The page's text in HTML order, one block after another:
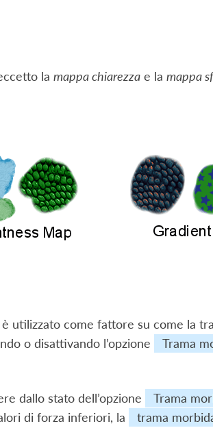
la mappa chiarezzae la mappa
utilizzato come fattore su come la
o disattivando l’opzione
Trama
dallo stato dell’opzione Trama
di forza inferiori, la
trama